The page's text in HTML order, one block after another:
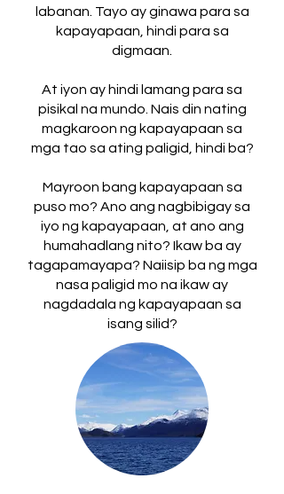
labanan. Tayo ay ginawa para sa
kapayapaan, hindi para sa
digmaan.
At iyon ay hindi lamang para sa
pisikal na mundo. Nais din nating
magkaroon ng kapayapaan sa
mga tao sa ating paligid, hindi ba?
Mayroon bang kapayapaan sa
puso mo? Ano ang nagbibigay sa
iyo ng kapayapaan, at ano ang
humahadlang nito? Ikaw ba ay
tagapamayapa? Naiisip ba ng mga
nasa paligid mo na ikaw ay
nagdadala ng kapayapaan sa
isang silid?